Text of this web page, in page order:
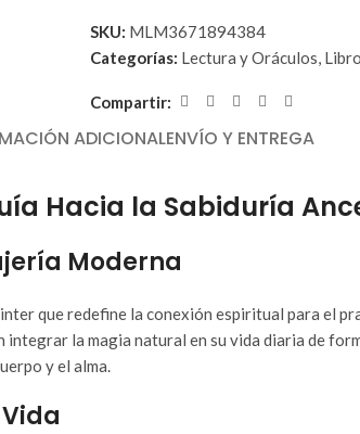
SKU: MLM3671894384
Categorías: Lectura y Oráculos,
Compartir:
ADICIONALENVÍO Y ENTREGA
Hacia la Sabiduría
Moderna
que redefine la conexión espiritual para el
la magia natural en su vida diaria de
y el alma.